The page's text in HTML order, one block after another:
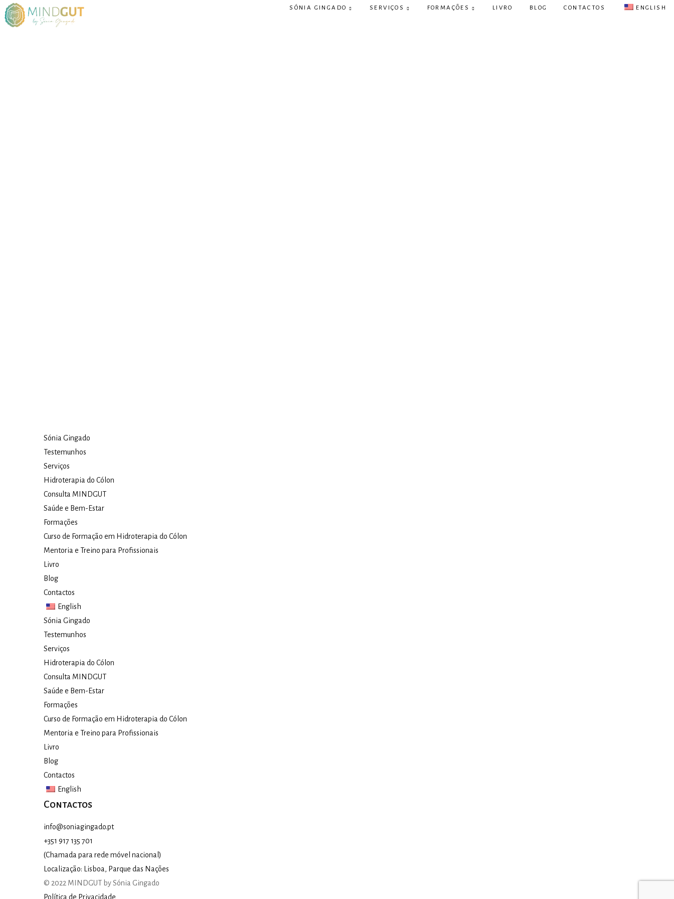
SÓNIA GINGADO SERVIÇOS FORMAÇÕES LIVRO BLOG CONTACTOS ENGLISH
Sónia Gingado
Testemunhos
Serviços
Hidroterapia do Cólon​
Consulta MINDGUT
Saúde e Bem-Estar
Formações
Curso de Formação em Hidroterapia do Cólon
Mentoria e Treino para Profissionais
Livro
Blog
Contactos
English
Sónia Gingado
Testemunhos
Serviços
Hidroterapia do Cólon​
Consulta MINDGUT
Saúde e Bem-Estar
Formações
Curso de Formação em Hidroterapia do Cólon
Mentoria e Treino para Profissionais
Livro
Blog
Contactos
English
Contactos
info@soniagingado.pt
+351 917 135 701
(Chamada para rede móvel nacional)
Localização: Lisboa, Parque das Nações
© 2022 MINDGUT by Sónia Gingado
Política de Privacidade